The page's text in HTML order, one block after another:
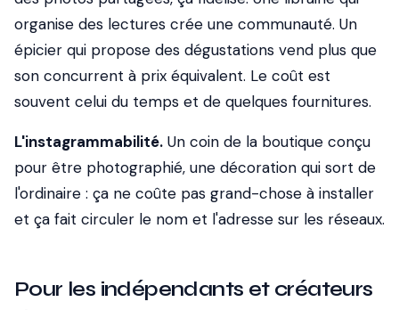
organise des lectures crée une communauté. Un
épicier qui propose des dégustations vend plus que
son concurrent à prix équivalent. Le coût est
souvent celui du temps et de quelques fournitures.
L'instagrammabilité. Un coin de la boutique conçu
pour être photographié, une décoration qui sort de
l'ordinaire : ça ne coûte pas grand-chose à installer
et ça fait circuler le nom et l'adresse sur les réseaux.
Pour les indépendants et créateurs